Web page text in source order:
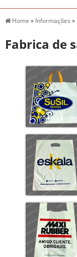
Home » Informações »
Fabrica de